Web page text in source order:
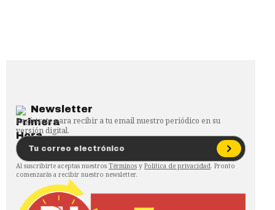
Newsletter
Regístrate para recibir a tu email nuestro periódico en su
versión digital.
Al suscribirte aceptas nuestros Términos y Política de privacidad. Pronto
comenzarás a recibir nuestro newsletter.